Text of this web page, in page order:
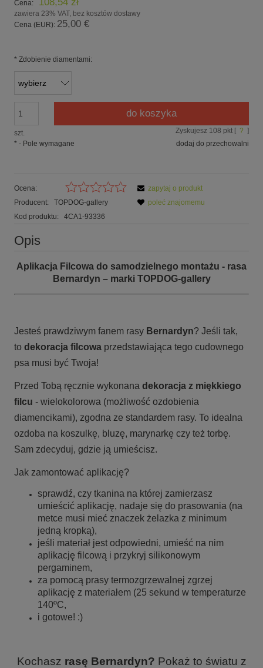
Cena:
zawiera 23% VAT, bez kosztów dostawy
Cena (EUR): 25,00 €
* Zdobienie diamentami:
szt.
do koszyka
Zyskujesz 108 pkt [ ? ]
dodaj do przechowalni
* - Pole wymagane
Ocena:
Producent:
TOPDOG-gallery
Kod produktu:
4CA1-93336
zapytaj o produkt
poleć znajomemu
Opis
Aplikacja Filcowa do samodzielnego montażu - rasa
Bernardyn – marki TOPDOG-gallery
Jesteś prawdziwym fanem rasy Bernardyn? Jeśli tak,
to dekoracja filcowa przedstawiająca tego cudownego
psa musi być Twoja!
Przed Tobą ręcznie wykonana dekoracja z miękkiego
filcu - wielokolorowa (możliwość ozdobienia
diamencikami), zgodna ze standardem rasy. To idealna
ozdoba na koszulkę, bluzę, marynarkę czy też torbę.
Sam zdecyduj, gdzie ją umieścisz.
Jak zamontować aplikację?
sprawdź, czy tkanina na której zamierzasz
umieścić aplikację, nadaje się do prasowania (na
metce musi mieć znaczek żelazka z minimum
jedną kropką),
jeśli materiał jest odpowiedni, umieść na nim
aplikację filcową i przykryj silikonowym
pergaminem,
za pomocą prasy termozgrzewalnej zgrzej
aplikację z materiałem (25 sekund w temperaturze
140ºC,
i gotowe! :)
Kochasz rasę Bernardyn? Pokaż to światu z